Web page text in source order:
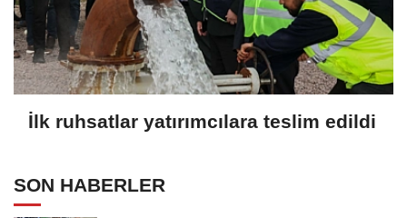
İlk ruhsatlar yatırımcılara teslim edildi
SON HABERLER